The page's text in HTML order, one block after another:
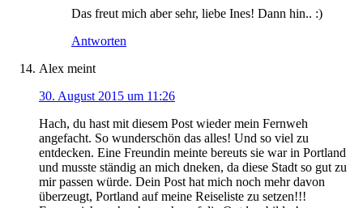
Das freut mich aber sehr, liebe Ines! Dann hin.. :)
Antworten
Alex meint
30. August 2015 um 11:26
Hach, du hast mit diesem Post wieder mein Fernweh
angefacht. So wunderschön das alles! Und so viel zu
entdecken. Eine Freundin meinte bereuts sie war in Portland
und musste ständig an mich dneken, da diese Stadt so gut zu
mir passen würde. Dein Post hat mich noch mehr davon
überzeugt, Portland auf meine Reiseliste zu setzen!!!